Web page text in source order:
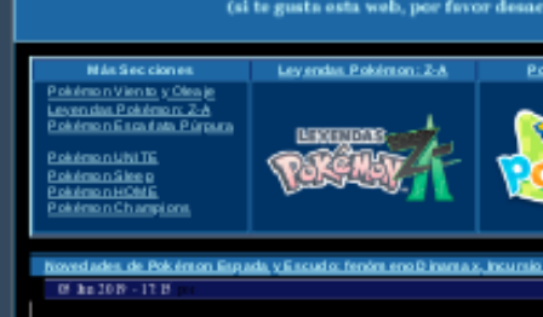
Más Secciones Leyendas Pokémon: Z-A
Pokémon Viento y Oleaje
Leyendas Pokémon: Z-A
Pokémon Escarlata Púrpura
Pokémon UNITE
Pokémon Sleep
Pokémon HOME
Pokémon Champions
Novedades de Pokémon Espada y Escudo: fenómeno Dinamax,
05 Jun 2019 - 17:15 por